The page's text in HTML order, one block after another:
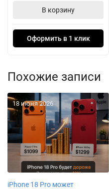
В корзину
Оформить в 1 клик
Похожие записи
18 июня 2026
iPhone 18 Pro может